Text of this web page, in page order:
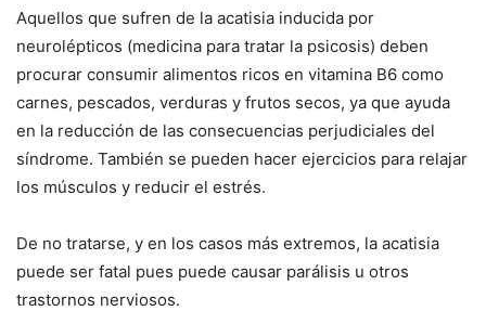
Aquellos que sufren de la acatisia inducida por
neurolépticos (medicina para tratar la psicosis) deben
procurar consumir alimentos ricos en vitamina B6 como
carnes, pescados, verduras y frutos secos, ya que ayuda
en la reducción de las consecuencias perjudiciales del
síndrome. También se pueden hacer ejercicios para relajar
los músculos y reducir el estrés.
De no tratarse, y en los casos más extremos, la acatisia
puede ser fatal pues puede causar parálisis u otros
trastornos nerviosos.